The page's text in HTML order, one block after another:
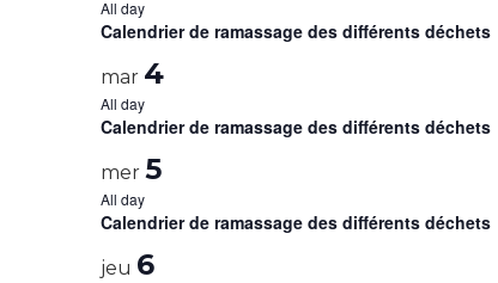
All day
Calendrier de ramassage des différents déchets
mar 4
All day
Calendrier de ramassage des différents déchets
mer 5
All day
Calendrier de ramassage des différents déchets
jeu 6